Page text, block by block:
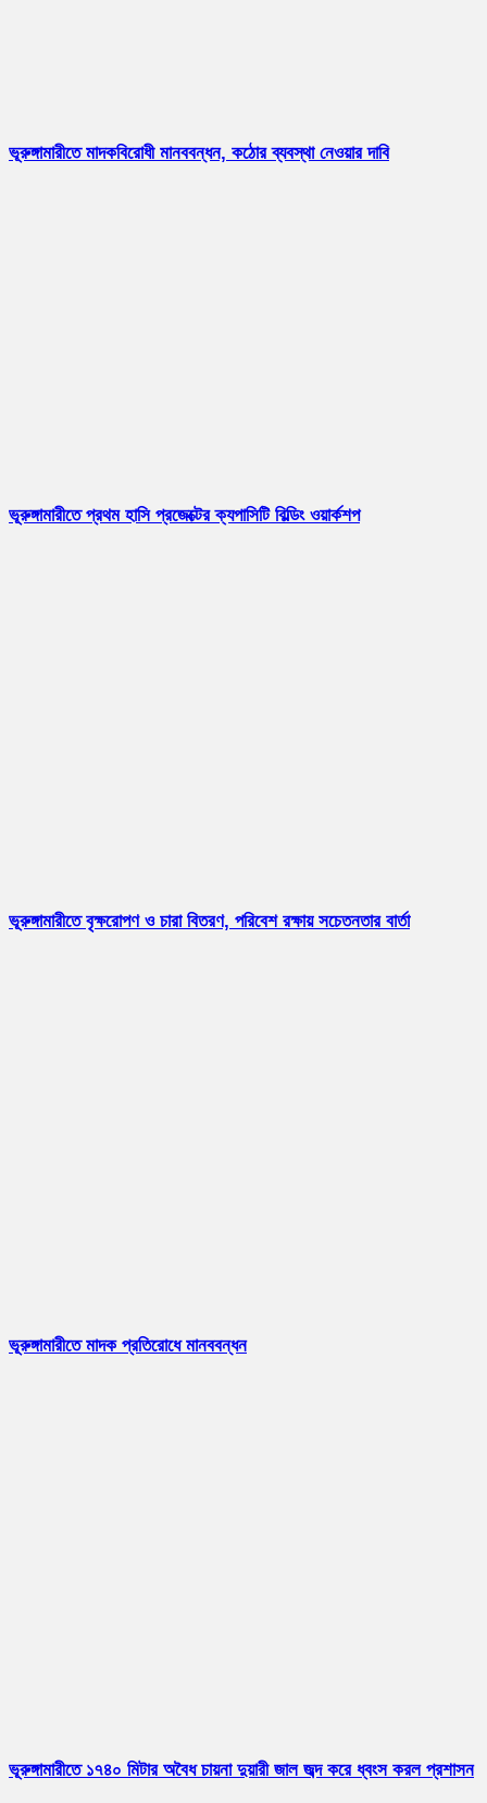
ভূরুঙ্গামারীতে মাদকবিরোধী মানববন্ধন, কঠোর ব্যবস্থা নেওয়ার দাবি
ভূরুঙ্গামারীতে প্রথম হাসি প্রজেক্টের ক্যপাসিটি বিল্ডিং ওয়ার্কশপ
ভূরুঙ্গামারীতে বৃক্ষরোপণ ও চারা বিতরণ, পরিবেশ রক্ষায় সচেতনতার বার্তা
ভূরুঙ্গামারীতে মাদক প্রতিরোধে মানববন্ধন
ভূরুঙ্গামারীতে ১৭৪০ মিটার অবৈধ চায়না দুয়ারী জাল জব্দ করে ধ্বংস করল প্রশাসন